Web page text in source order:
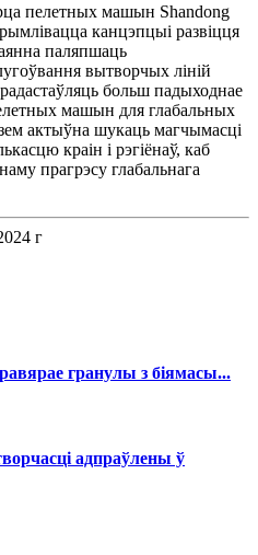
пелетных машын Shandong
канцэпцыі развіцця
паляпшаць
вытворчых ліній
больш падыходнае
машын для глабальных
актыўна шукаць магчымасці
краін і рэгіёнаў, каб
прагрэсу глабальнага
г
гранулы з біямасы...
адпраўлены ў